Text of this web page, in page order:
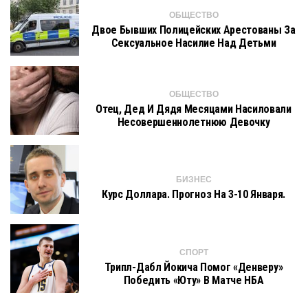
ОБЩЕСТВО
Двое Бывших Полицейских Арестованы За
Сексуальное Насилие Над Детьми
ОБЩЕСТВО
Отец, Дед И Дядя Месяцами Насиловали
Несовершеннолетнюю Девочку
БИЗНЕС
Курс Доллара. Прогноз На 3-10 Января.
СПОРТ
Трипл-Дабл Йокича Помог «Денверу»
Победить «Юту» В Матче НБА